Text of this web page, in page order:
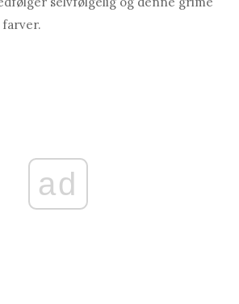
farver.
ad